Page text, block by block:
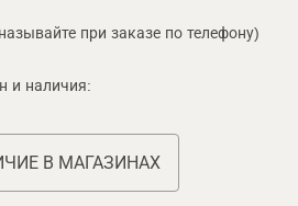
при заказе по телефону)
и наличия:
В МАГАЗИНАХ